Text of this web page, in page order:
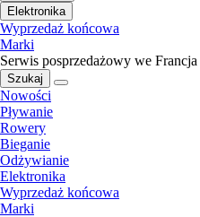
Elektronika
Wyprzedaż końcowa
Marki
Serwis posprzedażowy we Francja
Szukaj
Nowości
Pływanie
Rowery
Bieganie
Odżywianie
Elektronika
Wyprzedaż końcowa
Marki